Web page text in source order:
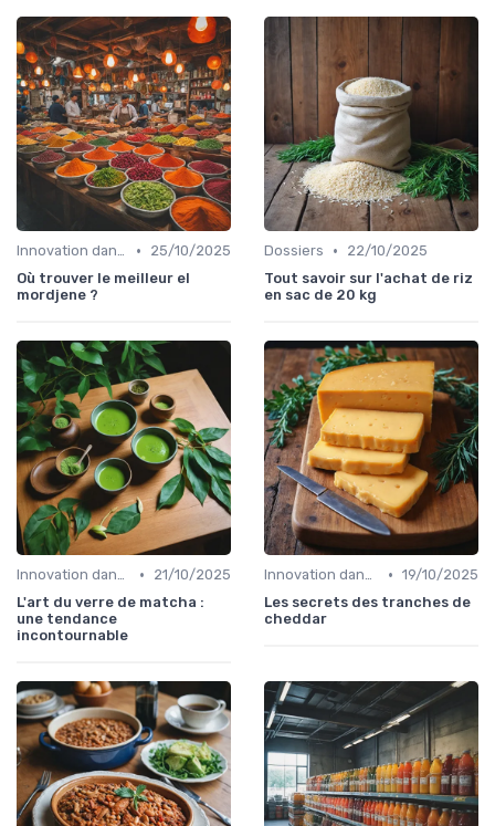
Innovation dans la food •
25/10/2025
Où trouver le meilleur el
mordjene ?
Dossiers •
22/10/2025
Tout savoir sur l'achat de riz
en sac de 20 kg
Innovation dans la food •
21/10/2025
L'art du verre de matcha :
une tendance
incontournable
Innovation dans la food • 19/10/2025
Les secrets des tranches de
cheddar